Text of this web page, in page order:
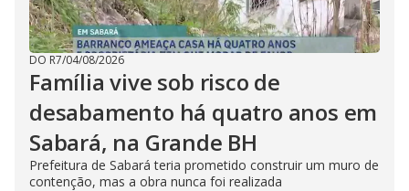
DO R7/04/08/2026
Família vive sob risco de
desabamento há quatro anos em
Sabará, na Grande BH
Prefeitura de Sabará teria prometido construir um muro de
contenção, mas a obra nunca foi realizada